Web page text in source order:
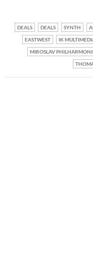
DEALS DEALS SYNTH
EASTWEST
IK
MIROSLAV